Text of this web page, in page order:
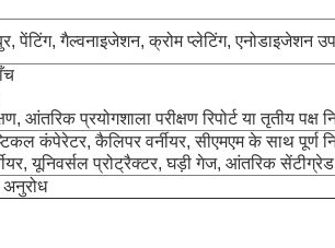
पेंटिंग, गैल्वनाइजेशन, क्रोम प्लेटिंग, एनोडाइजेशन
आंतरिक प्रयोगशाला परीक्षण रिपोर्ट या तृतीय पक्ष
कंपेरेटर, कैलिपर वर्नीयर, सीएमएम के साथ पूर्ण
यूनिवर्सल प्रोट्रैक्टर, घड़ी गेज, आंतरिक
अनुरोध